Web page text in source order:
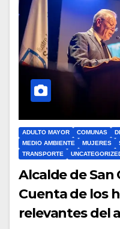
ADULTO MAYOR COMUNAS
MEDIO AMBIENTE
MUJERES
TRANSPORTE
Alcalde de San
Cuenta de los
relevantes del